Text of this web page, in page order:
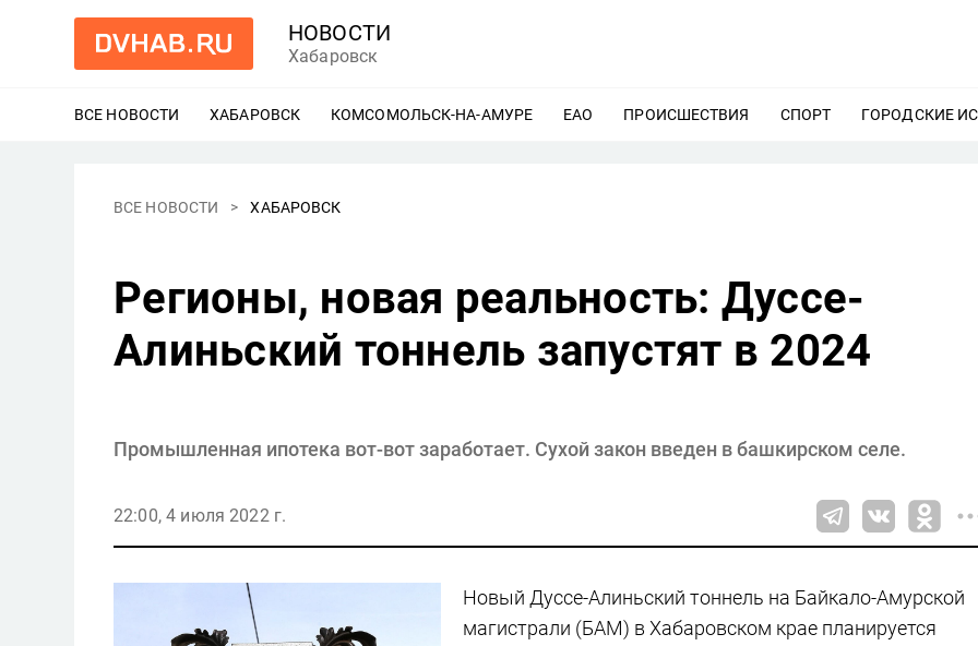
НОВОСТИ
Хабаровск
ВСЕ НОВОСТИ ХАБАРОВСК ЕЩЕ
КОМСОМОЛЬСК-НА-АМУРЕ ЕЩЕ
ЕАО ЕЩЕ
ПРОИСШЕСТВИЯ ЕЩЕ
СПОРТ ЕЩЕ
ГОРОДСКИЕ
ВСЕ НОВОСТИ ХАБАРОВСК
Регионы, новая реальность: Дуссе-
Алиньский тоннель запустят в 2024
Промышленная ипотека вот-вот заработает. Сухой закон введен в башкирском селе.
22:00, 4 июля 2022 г.
Новый Дуссе-Алиньский тоннель на Байкало-Амурской
магистрали (БАМ) в Хабаровском крае планируется